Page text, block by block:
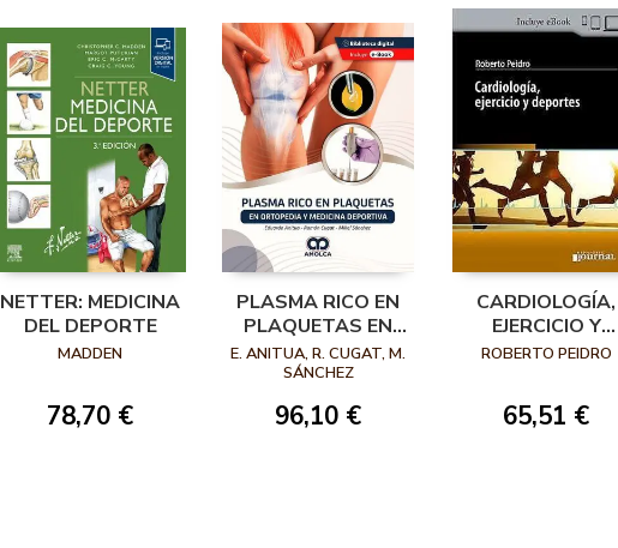
NETTER: MEDICINA
DEL DEPORTE
MADDEN
78,70 €
PLASMA RICO EN
PLAQUETAS EN
ORTOPEDIA Y
MEDICINA
E. ANITUA, R. CUGAT, M.
SÁNCHEZ
96,10 €
CARDIOLOGÍA,
EJERCICIO Y
DEPORTES
ROBERTO PEIDRO
65,51 €